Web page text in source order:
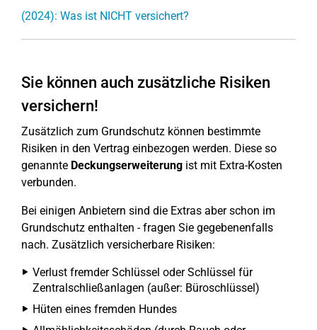
(2024): Was ist NICHT versichert?
Sie können auch zusätzliche Risiken
versichern!
Zusätzlich zum Grundschutz können bestimmte
Risiken in den Vertrag einbezogen werden. Diese so
genannte Deckungserweiterung ist mit Extra-Kosten
verbunden.
Bei einigen Anbietern sind die Extras aber schon im
Grundschutz enthalten - fragen Sie gegebenenfalls
nach. Zusätzlich versicherbare Risiken:
Verlust fremder Schlüssel oder Schlüssel für
Zentralschließanlagen (außer: Büroschlüssel)
Hüten eines fremden Hundes